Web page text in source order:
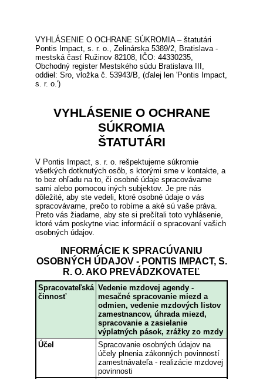
VYHLÁSENIE O OCHRANE SÚKROMIA – štatutári
Pontis Impact, s. r. o., Zelinárska 5389/2, Bratislava -
mestská časť Ružinov 82108, IČO: 44330235,
Obchodný register Mestského súdu Bratislava III,
oddiel: Sro, vložka č. 53943/B, (ďalej len 'Pontis Impact,
s. r. o.')
VYHLÁSENIE O OCHRANE
SÚKROMIA
ŠTATUTÁRI
V Pontis Impact, s. r. o. rešpektujeme súkromie
všetkých dotknutých osôb, s ktorými sme v kontakte, a
to bez ohľadu na to, či osobné údaje spracovávame
sami alebo pomocou iných subjektov. Je pre nás
dôležité, aby ste vedeli, ktoré osobné údaje o vás
spracovávame, prečo to robíme a aké sú vaše práva.
Preto vás žiadame, aby ste si prečítali toto vyhlásenie,
ktoré vám poskytne viac informácií o spracovaní vašich
osobných údajov.
INFORMÁCIE K SPRACÚVANIU
OSOBNÝCH ÚDAJOV - PONTIS IMPACT, S.
R. O. AKO PREVÁDZKOVATEĽ
Spracovateľská
činnosť
Vedenie mzdovej agendy -
mesačné spracovanie miezd a
odmien, vedenie mzdových listov
zamestnancov, úhrada miezd,
spracovanie a zasielanie
výplatných pások, zrážky zo mzdy
Účel
Spracovanie osobných údajov na
účely plnenia zákonných povinností
zamestnávateľa - realizácie mzdovej
povinnosti